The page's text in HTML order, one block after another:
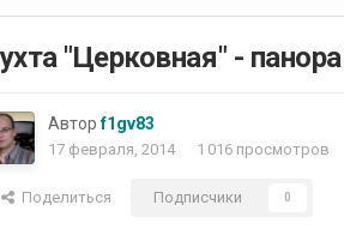
"Церковная" -
Авторf1gv83
17 февраля, 2014 1 016 просмотров
Поделиться Подписчики 0